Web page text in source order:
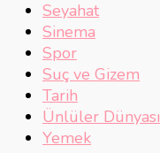
Seyahat
Sinema
Spor
Suç ve Gizem
Tarih
Ünlüler Dünyası
Yemek